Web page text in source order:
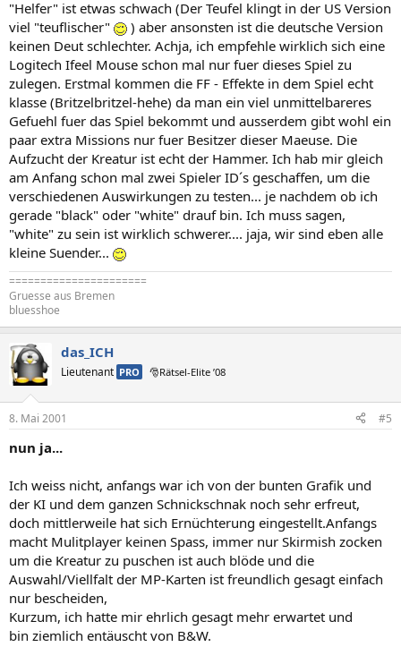
"Helfer" ist etwas schwach (Der Teufel klingt in der US Version
viel "teuflischer"
) aber ansonsten ist die deutsche Version
keinen Deut schlechter. Achja, ich empfehle wirklich sich eine
Logitech Ifeel Mouse schon mal nur fuer dieses Spiel zu
zulegen. Erstmal kommen die FF - Effekte in dem Spiel echt
klasse (Britzelbritzel-hehe) da man ein viel unmittelbareres
Gefuehl fuer das Spiel bekommt und ausserdem gibt wohl ein
paar extra Missions nur fuer Besitzer dieser Maeuse. Die
Aufzucht der Kreatur ist echt der Hammer. Ich hab mir gleich
am Anfang schon mal zwei Spieler ID´s geschaffen, um die
verschiedenen Auswirkungen zu testen... je nachdem ob ich
gerade "black" oder "white" drauf bin. Ich muss sagen,
"white" zu sein ist wirklich schwerer.... jaja, wir sind eben alle
kleine Suender...
======================
Gruesse aus Bremen
bluesshoe
das_ICH
Lieutenant PRO 🎅Rätsel-Elite ’08
8. Mai 2001 #5
nun ja...
Ich weiss nicht, anfangs war ich von der bunten Grafik und
der KI und dem ganzen Schnickschnak noch sehr erfreut,
doch mittlerweile hat sich Ernüchterung eingestellt.Anfangs
macht Mulitplayer keinen Spass, immer nur Skirmish zocken
um die Kreatur zu puschen ist auch blöde und die
Auswahl/Viellfalt der MP-Karten ist freundlich gesagt einfach
nur bescheiden,
Kurzum, ich hatte mir ehrlich gesagt mehr erwartet und
bin ziemlich entäuscht von B&W.